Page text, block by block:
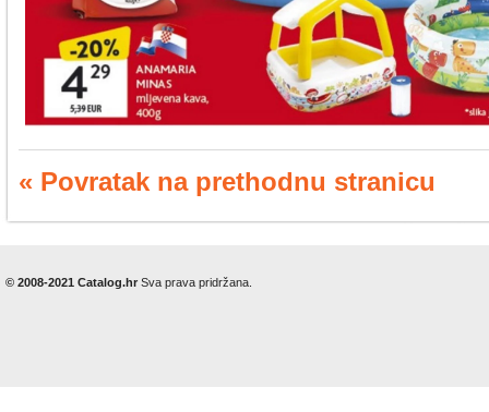
« Povratak na prethodnu stranicu
© 2008-2021 Catalog.hr Sva prava pridržana.